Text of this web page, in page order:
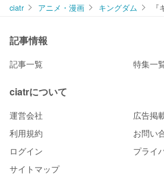
ciatr アニメ・漫画 キングダム
記事情報
記事一覧 特集一
ciatrについて
運営会社
広告掲
利用規約
お問い
ログイン
プライ
サイトマップ